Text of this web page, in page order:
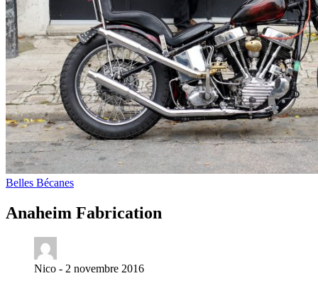
Belles Bécanes
Anaheim Fabrication
Nico - 2 novembre 2016